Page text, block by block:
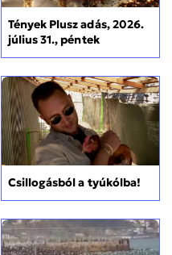
Tények Plusz adás, 2026.
július 31., péntek
Csillogásból a tyúkólba!